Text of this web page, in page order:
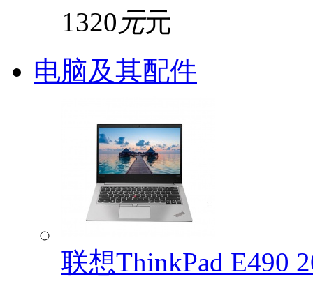
1320 元元
电脑及其配件
联想ThinkPad E490